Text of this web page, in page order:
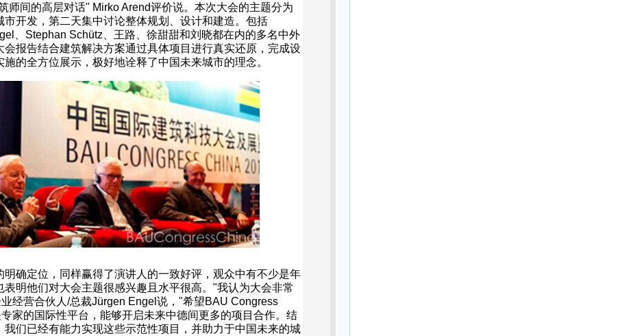
师间的高层对话" Mirko Arend评价说。本次大会的主题分为
开发，第二天集中讨论整体规划、设计和建造。包括
Stephan Schütz 、王路、徐甜甜和刘晓都在内的多名中外
报告结合建筑解决方案通过具体项目进行真实还原，完成设
的全方位展示，极好地诠释了中国未来城市的理念。
明确定位，同样赢得了演讲人的一致好评，观众中有不少是年
明他们对大会主题很感兴趣且水平很高。 "我认为大会非常
经营合伙人 /总裁Jürgen Engel 说， "希望BAU Congress
家的国际性平台，能够开启未来中德间更多的项目合作。结
们已经有能力实现这些示范性项目，并助力于中国未来的城